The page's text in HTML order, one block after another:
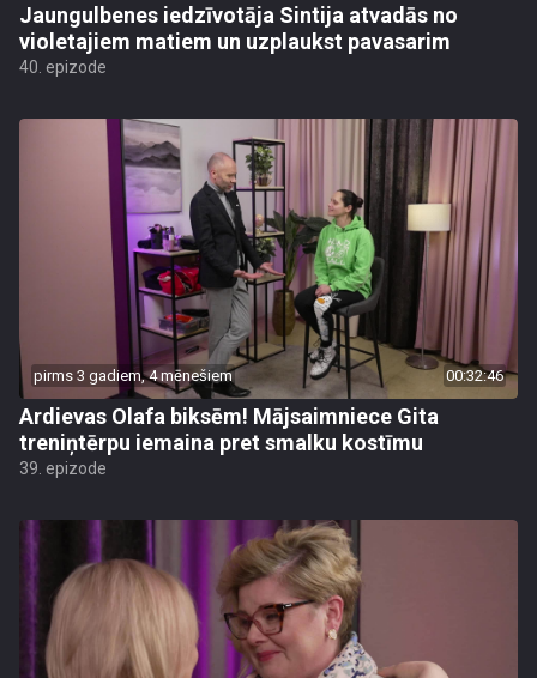
Jaungulbenes iedzīvotāja Sintija atvadās no
violetajiem matiem un uzplaukst pavasarim
40. epizode
pirms 3 gadiem, 4 mēnešiem 00:32:46
Ardievas Olafa biksēm! Mājsaimniece Gita
treniņtērpu iemaina pret smalku kostīmu
39. epizode